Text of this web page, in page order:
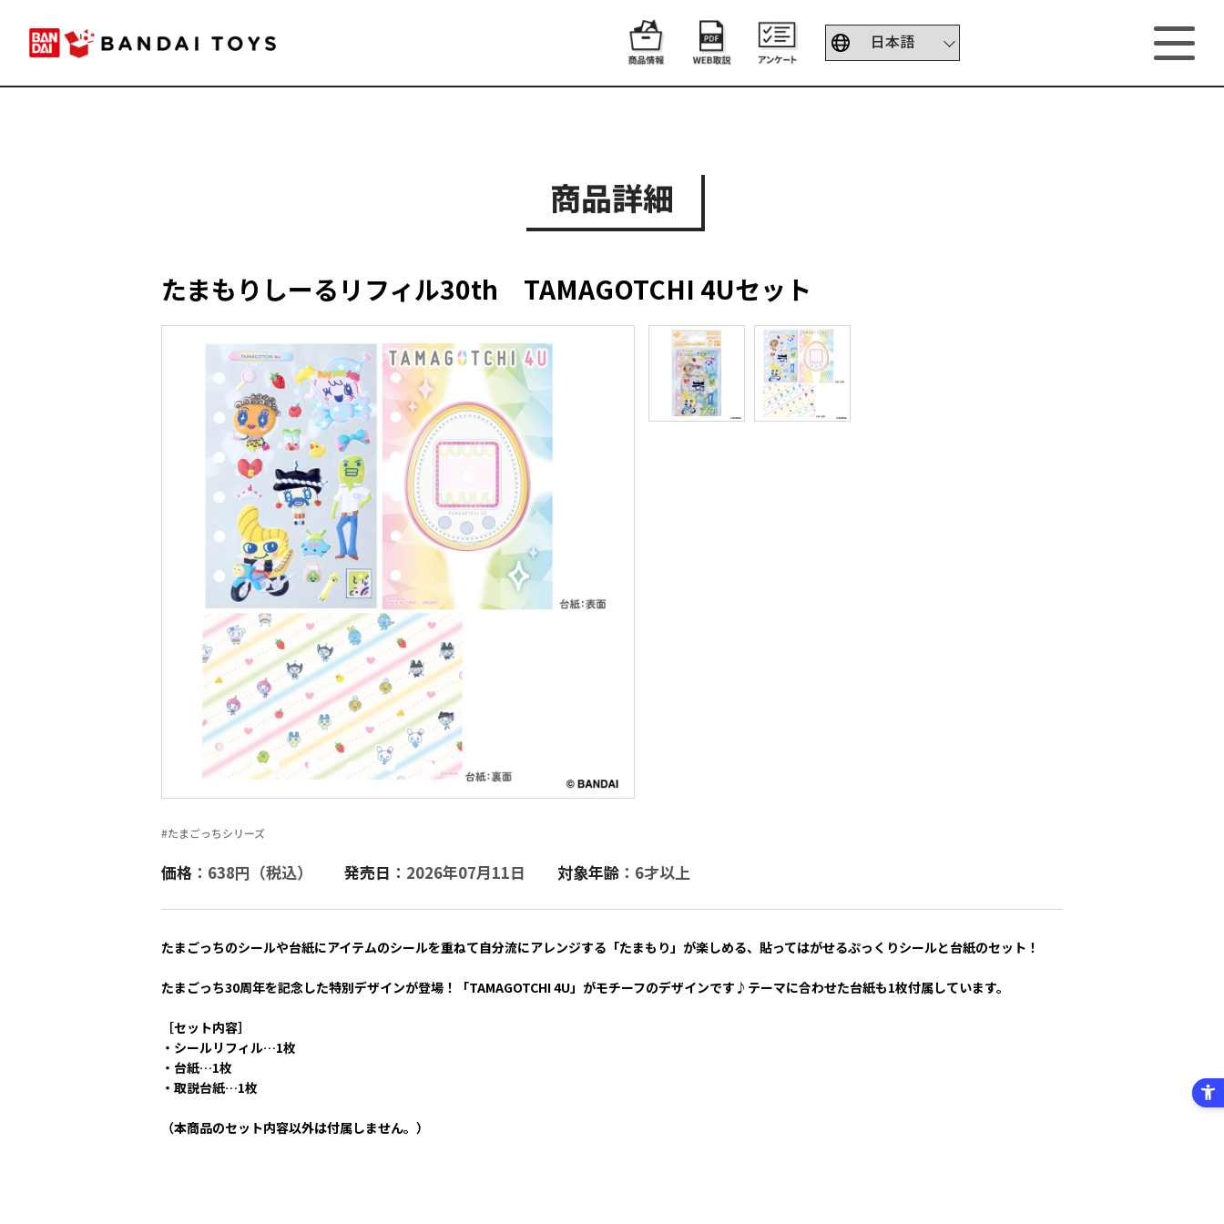
商品詳細
たまもりしーるリフィル30th TAMAGOTCHI 4Uセット
#たまごっちシリーズ
価格 ：638円（税込） 発売日 ：2026年07月11日 対象年齢 ：6才以上
たまごっちのシールや台紙にアイテムのシールを重ねて自分流にアレンジする「たまもり」が楽しめる、貼ってはがせるぷっくりシールと台紙のセット！
たまごっち30周年を記念した特別デザインが登場！「TAMAGOTCHI 4U」がモチーフのデザインです♪テーマに合わせた台紙も1枚付属しています。
［セット内容］
・シールリフィル…1枚
・台紙…1枚
・取説台紙…1枚
（本商品のセット内容以外は付属しません。）